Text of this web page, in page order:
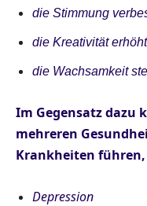
die Stimmung
die Kreativität erhöht
die Wachsamkeit
Im Gegensatz dazu
mehreren
Krankheiten
Depression